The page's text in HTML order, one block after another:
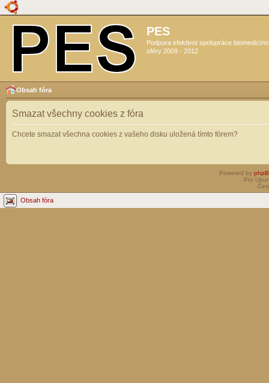
PES
Podpora efektivní spolupráce
sféry 2009 - 2012
Obsah fóra
Smazat všechny cookies z fóra
Chcete smazat všechna cookies z vašeho disku uložená tímto fórem?
Powered by
Pro
Obsah fóra